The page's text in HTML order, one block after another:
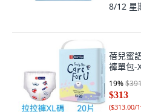
8/12 星
蓓兒蜜
褲單包-
19%
$313
($313.00/